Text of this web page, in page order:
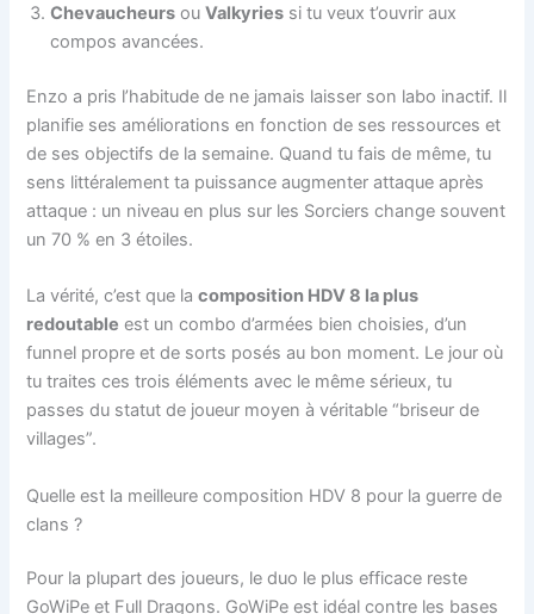
Chevaucheurs ouValkyries si tu veux t’ouvrir aux
compos avancées.
Enzo a pris l’habitude de ne jamais laisser son labo inactif. Il
planifie ses améliorations en fonction de ses ressources et
de ses objectifs de la semaine. Quand tu fais de même, tu
sens littéralement ta puissance augmenter attaque après
attaque : un niveau en plus sur les Sorciers change souvent
un 70 % en 3 étoiles.
La vérité, c’est que lacomposition HDV 8 la plus
redoutable est un combo d’armées bien choisies, d’un
funnel propre et de sorts posés au bon moment. Le jour où
tu traites ces trois éléments avec le même sérieux, tu
passes du statut de joueur moyen à véritable “briseur de
villages”.
Quelle est la meilleure composition HDV 8 pour la guerre de
clans ?
Pour la plupart des joueurs, le duo le plus efficace reste
GoWiPe et Full Dragons. GoWiPe est idéal contre les bases